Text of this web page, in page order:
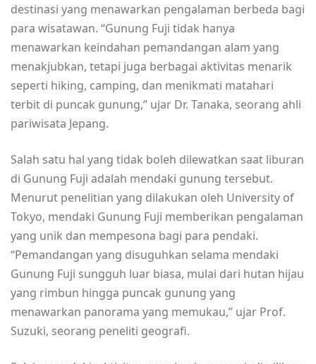
destinasi yang menawarkan pengalaman berbeda bagi
para wisatawan. “Gunung Fuji tidak hanya
menawarkan keindahan pemandangan alam yang
menakjubkan, tetapi juga berbagai aktivitas menarik
seperti hiking, camping, dan menikmati matahari
terbit di puncak gunung,” ujar Dr. Tanaka, seorang ahli
pariwisata Jepang.
Salah satu hal yang tidak boleh dilewatkan saat liburan
di Gunung Fuji adalah mendaki gunung tersebut.
Menurut penelitian yang dilakukan oleh University of
Tokyo, mendaki Gunung Fuji memberikan pengalaman
yang unik dan mempesona bagi para pendaki.
“Pemandangan yang disuguhkan selama mendaki
Gunung Fuji sungguh luar biasa, mulai dari hutan hijau
yang rimbun hingga puncak gunung yang
menawarkan panorama yang memukau,” ujar Prof.
Suzuki, seorang peneliti geografi.